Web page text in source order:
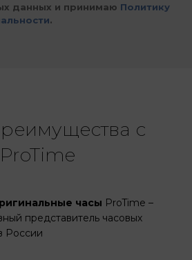
данных и принимаю Политику
.
с
ProTime
часы ProTime –
представитель часовых
России